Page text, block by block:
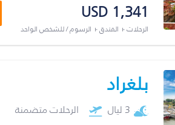
USD 1,341
الرحلات + الفندق + الرسوم / للشخص الواحد
بلغراد
3 ليال الرحلات متضمنة